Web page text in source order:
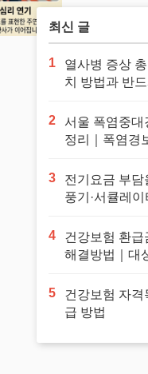
최신 글
1
열사병 증상
치 방법과 반
2
서울 폭염중대
정리｜폭염경
3
전기요금 부담
풍기·서큘레
4
건강보험 환급
해결방법｜대
5
건강보험 자
급 방법